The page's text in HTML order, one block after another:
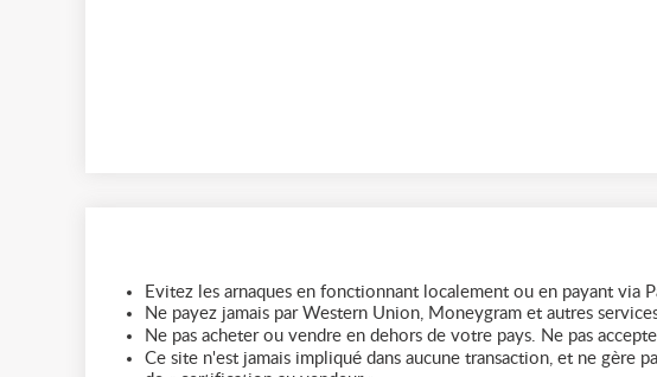
Evitez les arnaques en fonctionnant localement ou en payant via
Ne payez jamais par Western Union, Moneygram et autres
Ne pas acheter ou vendre en dehors de votre pays. Ne pas
Ce site n'est jamais impliqué dans aucune transaction, et ne gère